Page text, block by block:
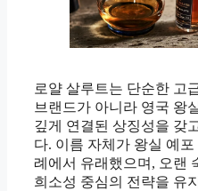
로얄 살루트는 단순한 고
브랜드가 아니라 영국 왕
깊게 연결된 상징성을 갖
다. 이름 자체가 왕실 예포
례에서 유래했으며, 오랜
희소성 중심의 전략을 유